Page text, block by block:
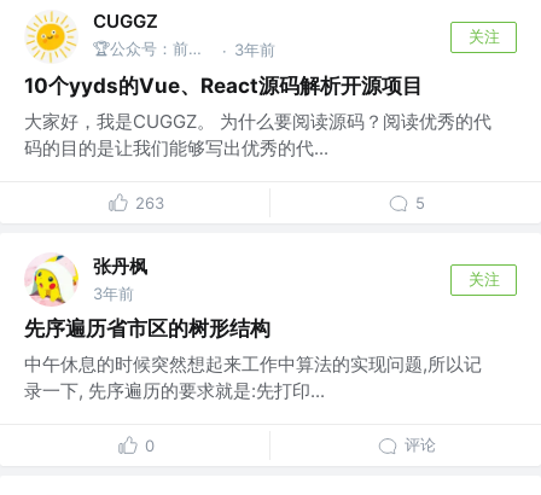
CUGGZ
🏆公众号：前端充电宝 · 3年前
关注
10个yyds的Vue、React源码解析开源项目
大家好，我是CUGGZ。 为什么要阅读源码？阅读优秀的代
码的目的是让我们能够写出优秀的代...
263 5
张丹枫
3年前
关注
先序遍历省市区的树形结构
中午休息的时候突然想起来工作中算法的实现问题,所以记
录一下, 先序遍历的要求就是:先打印...
0 评论